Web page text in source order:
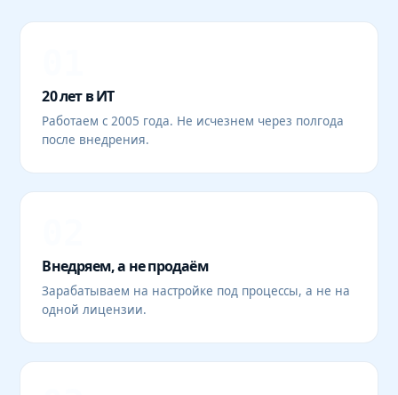
20 лет в ИТ
Работаем с 2005 года. Не исчезнем через полгода
после внедрения.
Внедряем, а не продаём
Зарабатываем на настройке под процессы, а не на
одной лицензии.